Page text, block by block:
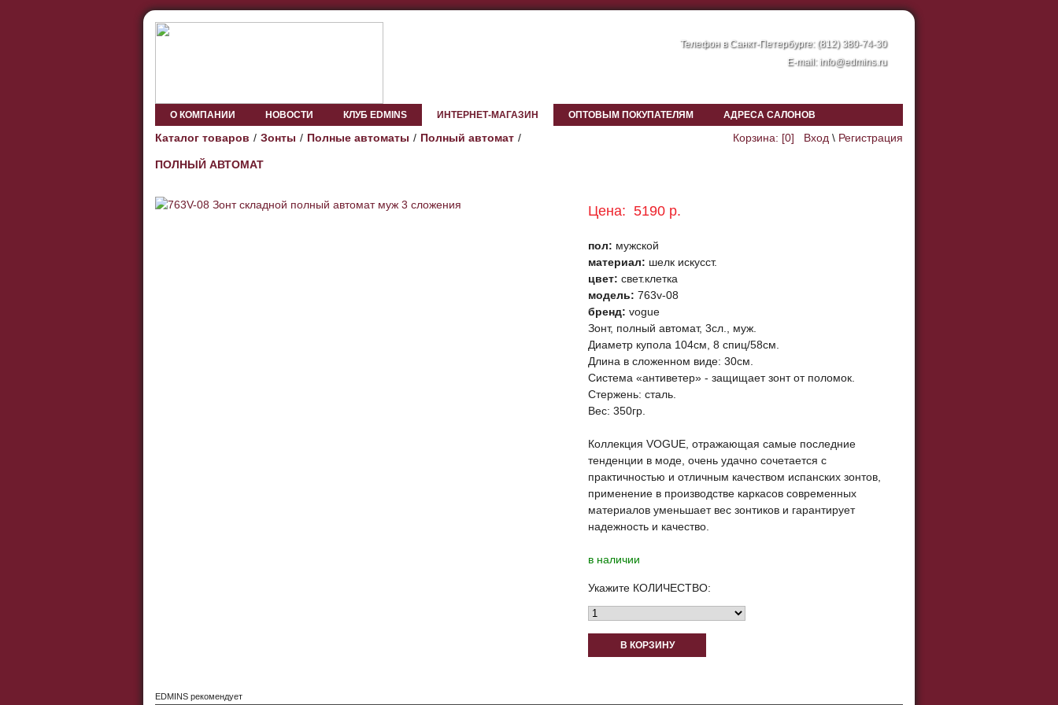
Телефон в Санкт-Петербурге: (812) 380-74-30
E-mail: info@edmins.ru
О КОМПАНИИ НОВОСТИ КЛУБ EDMINS ИНТЕРНЕТ-МАГАЗИН ОПТОВЫМ ПОКУПАТЕЛЯМ АДРЕСА САЛОНОВ
Корзина: [0] Вход \ Регистрация
Каталог товаров Зонты Полные автоматы Полный автомат
ПОЛНЫЙ АВТОМАТ
Цена: 5190 р.
пол: мужской
материал: шелк искусст.
цвет: свет.клетка
модель: 763v-08
бренд: vogue
Зонт, полный автомат, 3сл., муж.
Диаметр купола 104см, 8 спиц/58см.
Длина в сложенном виде: 30см.
Система «антиветер» - защищает зонт от поломок.
Стержень: сталь.
Вес: 350гр.
Коллекция VOGUE, отражающая самые последние
тенденции в моде, очень удачно сочетается с
практичностью и отличным качеством испанских зонтов,
применение в производстве каркасов современных
материалов уменьшает вес зонтиков и гарантирует
надежность и качество.
в наличии
Укажите КОЛИЧЕСТВО:
В КОРЗИНУ
EDMINS рекомендует